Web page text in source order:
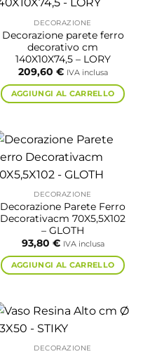
DECORAZIONE
Decorazione parete ferro
decorativo cm
140X10X74,5 – LORY
209,60 € IVA inclusa
AGGIUNGI AL CARRELLO
DECORAZIONE
Decorazione Parete Ferro
Decorativacm 70X5,5X102
– GLOTH
93,80 € IVA inclusa
AGGIUNGI AL CARRELLO
DECORAZIONE